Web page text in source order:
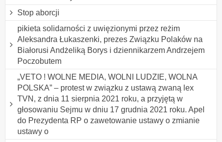
Stop aborcji
pikieta solidarności z uwięzionymi przez reżim
Aleksandra Łukaszenki, prezes Związku Polaków na
Białorusi Andżeliką Borys i dziennikarzem Andrzejem
Poczobutem
„VETO ! WOLNE MEDIA, WOLNI LUDZIE, WOLNA
POLSKA” – protest w związku z ustawą zwaną lex
TVN, z dnia 11 sierpnia 2021 roku, a przyjętą w
głosowaniu Sejmu w dniu 17 grudnia 2021 roku. Apel
do Prezydenta RP o zawetowanie ustawy o zmianie
ustawy o